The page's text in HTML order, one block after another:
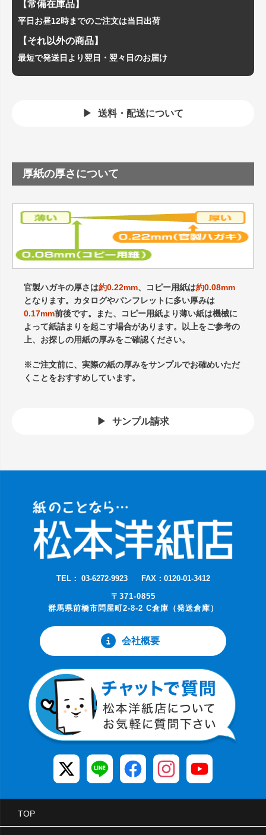
【常備在庫品】
平日お昼12時までのご注文は当日出荷
【それ以外の商品】
最短で発送日より翌日・翌々日のお届け
送料・配送について
厚紙の厚さについて
官製ハガキの厚さは約0.22mm、コピー用紙は約0.08mm
となります。カタログやパンフレットに多い厚みは
0.17mm前後です。また、コピー用紙より薄い紙は機械に
よって紙詰まりを起こす場合があります。以上をご参考の
上、お探しの用紙の厚みをご確認ください。
※ご注文前に、実際の紙の厚みをサンプルでお確めいただ
くことをおすすめしています。
サンプル請求
TEL： 03-6272-9923
FAX：0120-01-3412
〒371-0855
群馬県前橋市問屋町2-8-2 C倉庫（発送倉庫）
会社概要
TOP